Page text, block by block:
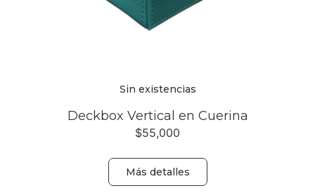
Sin existencias
Deckbox Vertical en Cuerina
$55,000
Más detalles